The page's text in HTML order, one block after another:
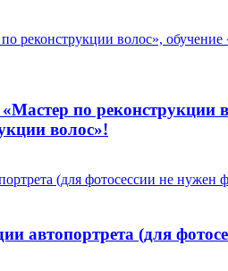
по реконструкции
волос»!
автопортрета (для